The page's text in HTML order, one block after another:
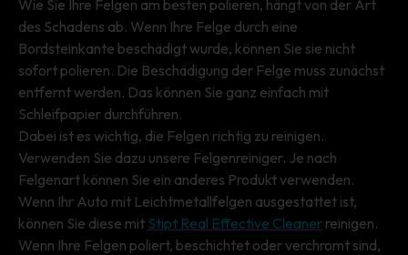
Wie Sie Ihre Felgen am besten polieren, hängt von der Art
des Schadens ab. Wenn Ihre Felge durch eine
Bordsteinkante beschädigt wurde, können Sie sie nicht
sofort polieren. Die Beschädigung der Felge muss zunächst
entfernt werden. Das können Sie ganz einfach mit
Schleifpapier durchführen.
Dabei ist es wichtig, die Felgen richtig zu reinigen.
Verwenden Sie dazu unsere Felgenreiniger. Je nach
Felgenart können Sie ein anderes Produkt verwenden.
Wenn Ihr Auto mit Leichtmetallfelgen ausgestattet ist,
können Sie diese mit Stipt Real Effective Cleaner reinigen.
Wenn Ihre Felgen poliert, beschichtet oder verchromt sind,